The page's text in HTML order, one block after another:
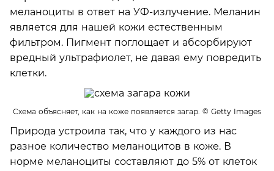
меланоциты в ответ на УФ-излучение. Меланин
является для нашей кожи естественным
фильтром. Пигмент поглощает и абсорбируют
вредный ультрафиолет, не давая ему повредить
клетки.
Схема объясняет, как на коже появляется загар. © Getty Images
Природа устроила так, что у каждого из нас
разное количество меланоцитов в коже. В
норме меланоциты составляют до 5% от клеток